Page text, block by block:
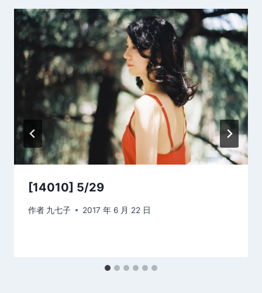
[14010] 5/29
作者 九七子 2017 年 6 月 22 日